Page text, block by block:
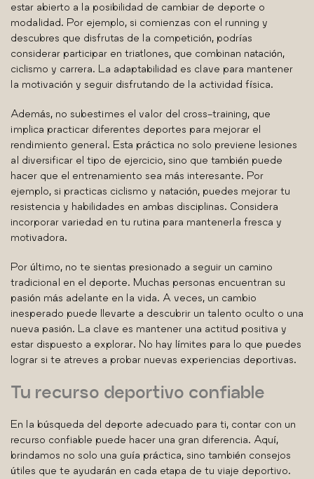
estar abierto a la posibilidad de cambiar de deporte o
modalidad. Por ejemplo, si comienzas con el running y
descubres que disfrutas de la competición, podrías
considerar participar en triatlones, que combinan natación,
ciclismo y carrera. La adaptabilidad es clave para mantener
la motivación y seguir disfrutando de la actividad física.
Además, no subestimes el valor del cross-training, que
implica practicar diferentes deportes para mejorar el
rendimiento general. Esta práctica no solo previene lesiones
al diversificar el tipo de ejercicio, sino que también puede
hacer que el entrenamiento sea más interesante. Por
ejemplo, si practicas ciclismo y natación, puedes mejorar tu
resistencia y habilidades en ambas disciplinas. Considera
incorporar variedad en tu rutina para mantenerla fresca y
motivadora.
Por último, no te sientas presionado a seguir un camino
tradicional en el deporte. Muchas personas encuentran su
pasión más adelante en la vida. A veces, un cambio
inesperado puede llevarte a descubrir un talento oculto o una
nueva pasión. La clave es mantener una actitud positiva y
estar dispuesto a explorar. No hay límites para lo que puedes
lograr si te atreves a probar nuevas experiencias deportivas.
Tu recurso deportivo confiable
En la búsqueda del deporte adecuado para ti, contar con un
recurso confiable puede hacer una gran diferencia. Aquí,
brindamos no solo una guía práctica, sino también consejos
útiles que te ayudarán en cada etapa de tu viaje deportivo.